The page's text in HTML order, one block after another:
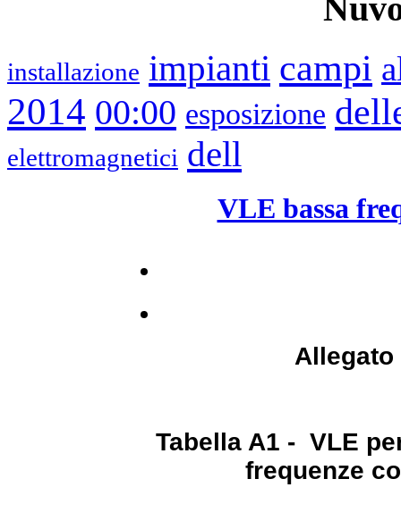
installazione impianti campi
2014 00:00 esposizione
elettromagnetici dell
VLE bassa
Allegato
Tabella A1 - VLE
frequenze